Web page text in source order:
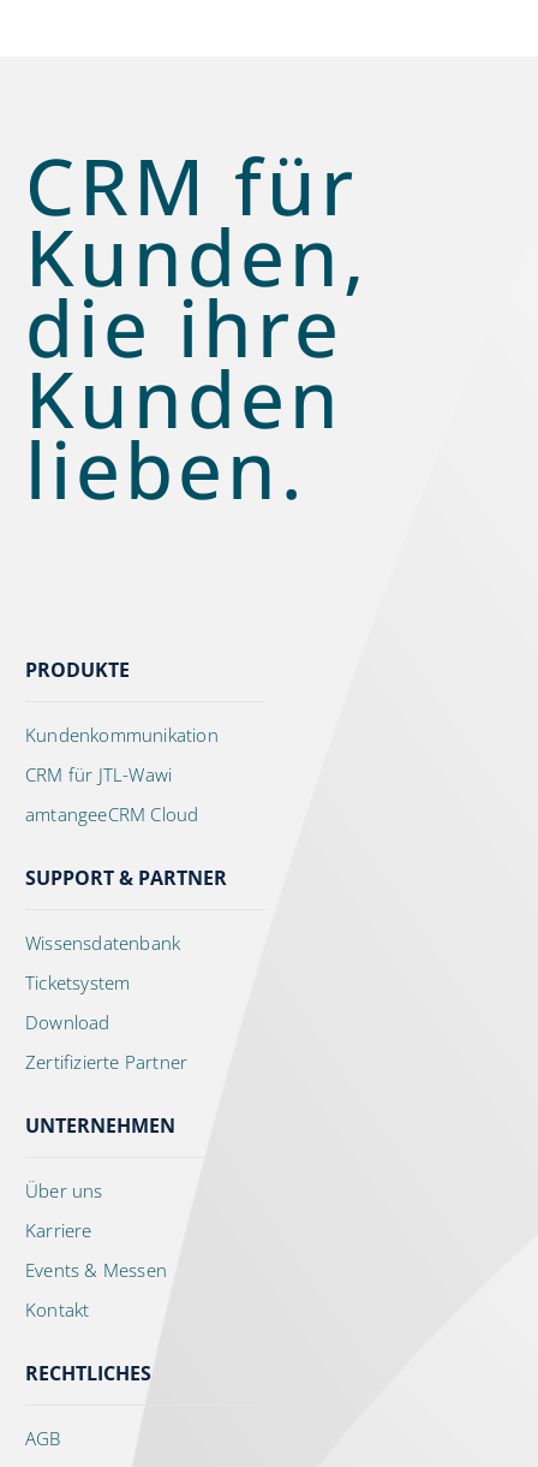
CRM für
Kunden,
die ihre
Kunden
lieben.
PRODUKTE
Kundenkommunikation
CRM für JTL-Wawi
amtangeeCRM Cloud
SUPPORT & PARTNER
Wissensdatenbank
Ticketsystem
Download
Zertifizierte Partner
UNTERNEHMEN
Über uns
Karriere
Events & Messen
Kontakt
RECHTLICHES
AGB